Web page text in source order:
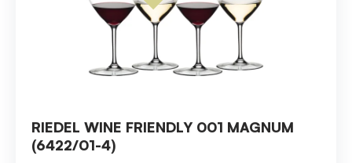
RIEDEL WINE FRIENDLY 001 MAGNUM
(6422/01-4)